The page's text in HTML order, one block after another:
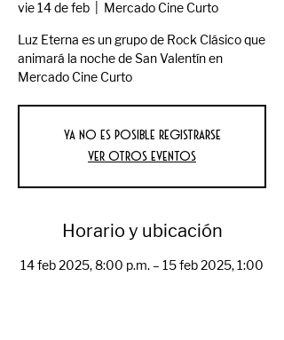
vie 14 de feb Mercado Cine Curto
Luz Eterna es un grupo de Rock Clásico que
animará la noche de San Valentín en
Mercado Cine Curto
Ya no es posible registrarse
Ver otros eventos
Horario y ubicación
14 feb 2025, 8:00 p.m. – 15 feb 2025, 1:00